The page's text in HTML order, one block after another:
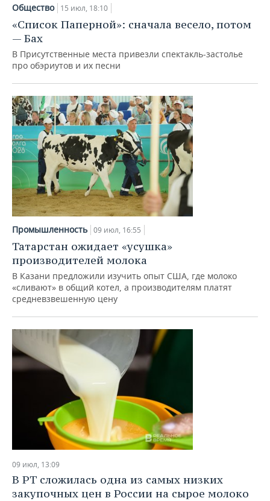
НЕФТЕХИМИЯ
НЕФТЬ
ОПК
ЭНЕРГЕТИКА
РОЗНИЧНАЯ ТОРГОВЛЯ
ТРАНСПОРТ
НОВОСТИ ТЕХНОЛОГИЙ
IT
ТЕЛЕКОММУНИКАЦИИ
МЕРОПРИЯТИЯ
НОВОСТИ МЕРОПРИЯТИЙ
БИЗНЕС-БРАНЧИ
ONLINE-КОНФЕРЕНЦИИ
ОТКРЫТАЯ ЛЕКЦИЯ
СПОРТ
ФУТБОЛ
ХОККЕЙ
БАСКЕТБОЛ
ВОЛЕЙБОЛ
КИБЕРСПОРТ
ФИГУРНОЕ КАТАНИЕ
ВОДНЫЕ ВИДЫ СПОРТА
ХОККЕЙ С МЯЧОМ
НОВОСТИ ОБЩЕСТВА
ВЛАСТЬ
ИНФРАСТРУКТУРА
ИСТОРИЯ
КУЛЬТУРА
МЕДИЦИНА
ОБРАЗОВАНИЕ
ПРОИСШЕСТВИЯ
ФОТОГАЛЕРЕЯ
СЮЖЕТЫ
СПРАВОЧНИК
СПИСОК ПЕРСОН
СПИСОК КОМПАНИЙ
ПОЛНАЯ ВЕРСИЯ
Общество 15 июл, 18:10
«Список Паперной»: сначала весело, потом
— Бах
В Присутственные места привезли спектакль-застолье
про обэриутов и их песни
Промышленность 09 июл, 16:55
Татарстан ожидает «усушка»
производителей молока
В Казани предложили изучить опыт США, где молоко
«сливают» в общий котел, а производителям платят
средневзвешенную цену
09 июл, 13:09
В РТ сложилась одна из самых низких
закупочных цен в России на сырое молоко